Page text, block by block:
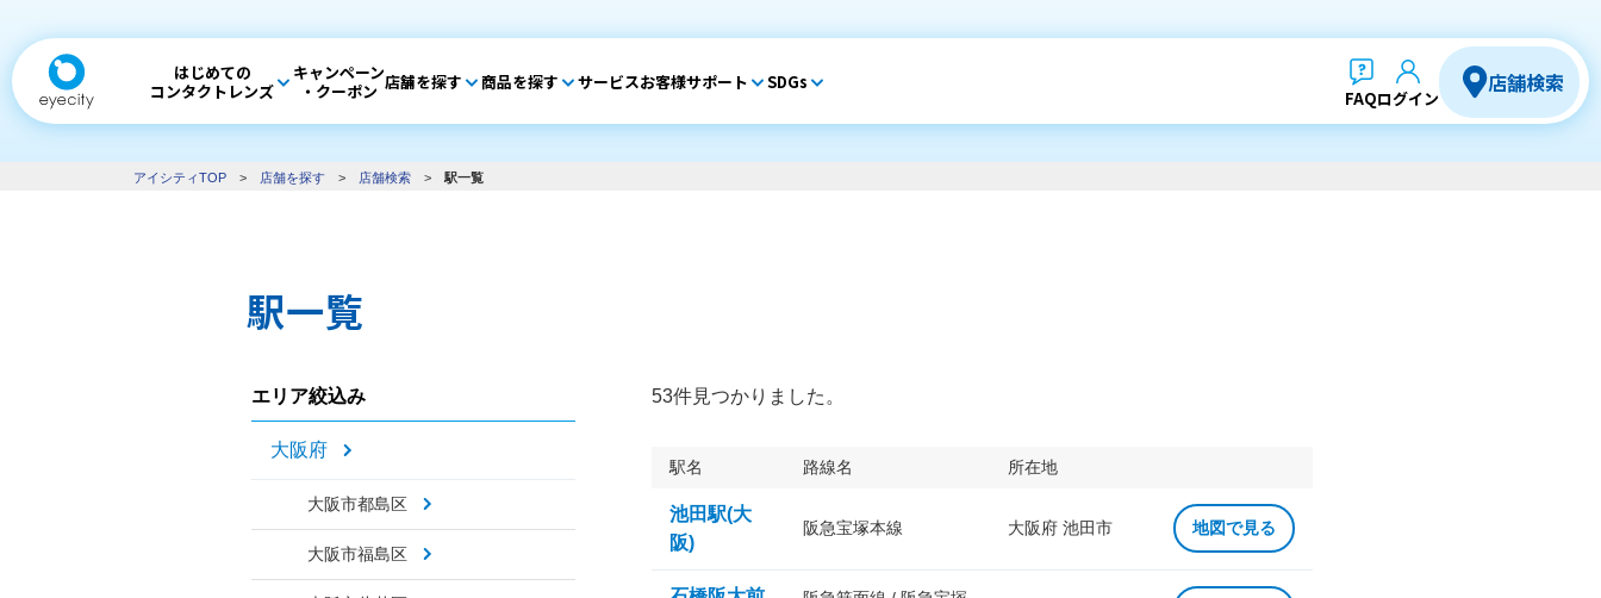
はじめての
コンタクトレンズ
キャンペーン
・クーポン 店舗を探す 商品を探す サービスお客様サポート SDGs
FAQログイン
店舗検索
アイシティTOP > 店舗を探す > 店舗検索 > 駅一覧
駅一覧
エリア絞込み
大阪府
大阪市都島区
大阪市福島区
53件見つかりました。
駅名 路線名 所在地
池田駅(大
阪)
阪急宝塚本線 大阪府 池田市 地図で見る